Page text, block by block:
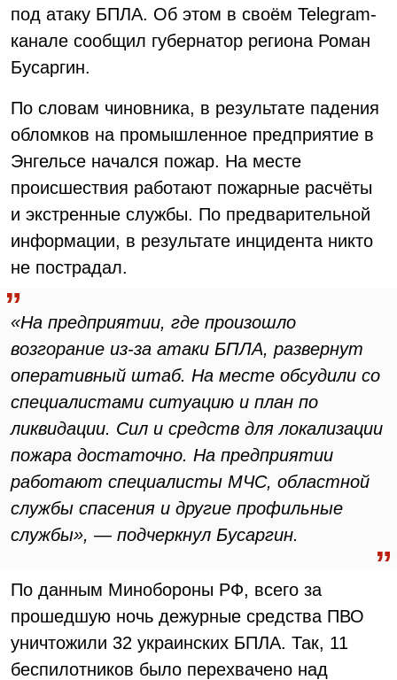
под атаку БПЛА. Об этом в своём Telegram-
канале сообщил губернатор региона Роман
Бусаргин.
По словам чиновника, в результате падения
обломков на промышленное предприятие в
Энгельсе начался пожар. На месте
происшествия работают пожарные расчёты
и экстренные службы. По предварительной
информации, в результате инцидента никто
не пострадал.
«На предприятии, где произошло
возгорание из-за атаки БПЛА, развернут
оперативный штаб. На месте обсудили со
специалистами ситуацию и план по
ликвидации. Сил и средств для локализации
пожара достаточно. На предприятии
работают специалисты МЧС, областной
службы спасения и другие профильные
службы», — подчеркнул Бусаргин.
По данным Минобороны РФ, всего за
прошедшую ночь дежурные средства ПВО
уничтожили 32 украинских БПЛА. Так, 11
беспилотников было перехвачено над